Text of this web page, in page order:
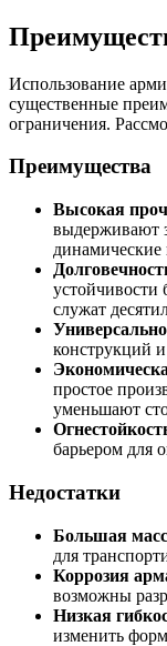
Использование
существенные
ограничения.
Преимущества
Высокая
выдерживают
динамические
устойчивости
служат
конструкций
простое
уменьшают
барьером для
Недостатки
Большая
для
Коррозия
возможны
Низкая
изменить